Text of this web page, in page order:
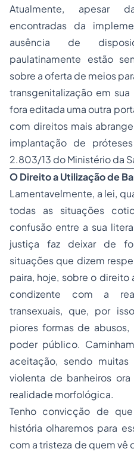
Atualmente, apesar
encontradas da
ausência de
paulatinamente estão
sobre a oferta de meios
transgenitalização em
fora editada uma outra
com direitos mais
implantação de
2.803/13 do Ministério da
O Direito a Utilização de
Lamentavelmente, a lei,
todas as situações
confusão entre a sua
justiça faz deixar de
situações que dizem
paira, hoje, sobre o direito
condizente com a
transexuais, que, por
piores formas de
poder público.
aceitação, sendo
violenta de banheiros
realidade morfológica.
Tenho convicção de
história olharemos para
com a tristeza de quem vê